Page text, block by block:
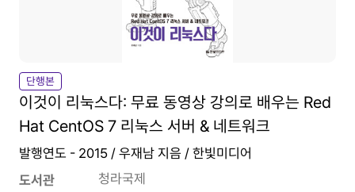
단행본
이것이 리눅스다: 무료 동영상 강의로 배우는 Red
Hat CentOS 7 리눅스 서버 & 네트워크
발행연도 - 2015 / 우재남 지음 / 한빛미디어
도서관
청라국제